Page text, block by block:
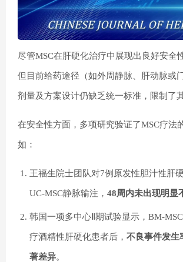
尽管MSC在肝硬化治疗中展现出良好安全
但目前给药途径（如外周静脉、肝动脉或
剂量及方案设计仍缺乏统一标准，限制了
在安全性方面，多项研究验证了MSC疗法
如：
王福生院士团队对7例原发性胆汁性肝
UC-MSC静脉输注， 48周内未出现明显
韩国一项多中心Ⅱ期试验显示，BM-
疗酒精性肝硬化患者后， 不良事件发生
著差异。